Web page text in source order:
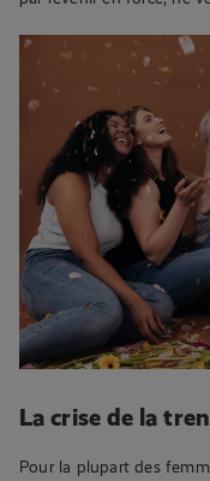
La crise de la
Pour la plupart des